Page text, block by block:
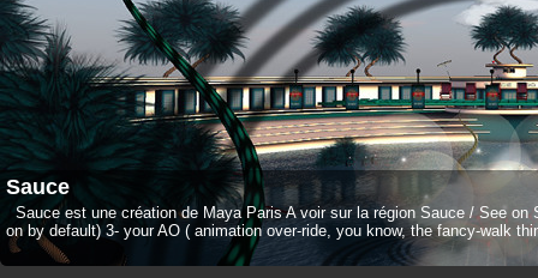
Sauce
Sauce est une création de Maya Paris A voir sur la région Sauce / See
on by default) 3- your AO ( animation over-ride, you know, the fancy-walk